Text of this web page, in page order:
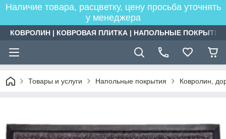
Наличие товара, расцветку, цену просьба уточнять
у менеджера
КОВРОЛИН | КОВРОВАЯ ПЛИТКА | НАПОЛЬНЫЕ
Товары и услуги Напольные покрытия Ковролин,